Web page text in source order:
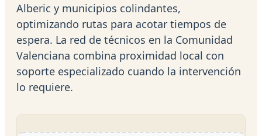
Alberic y municipios colindantes,
optimizando rutas para acotar tiempos de
espera. La red de técnicos en la Comunidad
Valenciana combina proximidad local con
soporte especializado cuando la intervención
lo requiere.